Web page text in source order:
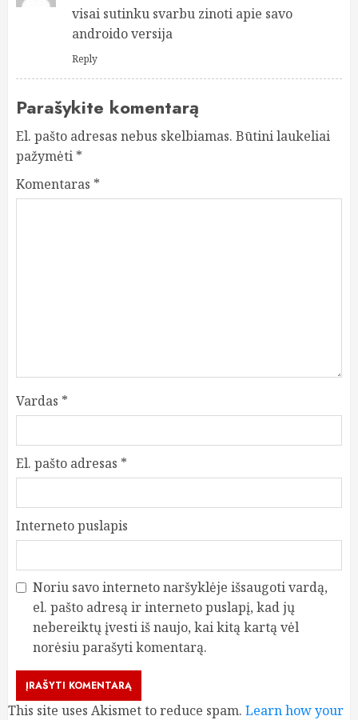
visai sutinku svarbu zinoti apie savo
androido versija
Reply
Parašykite komentarą
El. pašto adresas nebus skelbiamas. Būtini laukeliai
pažymėti *
Komentaras *
Vardas *
El. pašto adresas *
Interneto puslapis
Noriu savo interneto naršyklėje išsaugoti vardą,
el. pašto adresą ir interneto puslapį, kad jų
nebereiktų įvesti iš naujo, kai kitą kartą vėl
norėsiu parašyti komentarą.
This site uses Akismet to reduce spam. Learn how your